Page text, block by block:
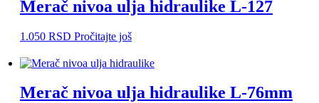
Merač nivoa ulja hidraulike L-127
1.050 RSD Pročitajte još
Merač nivoa ulja hidraulike L-76mm